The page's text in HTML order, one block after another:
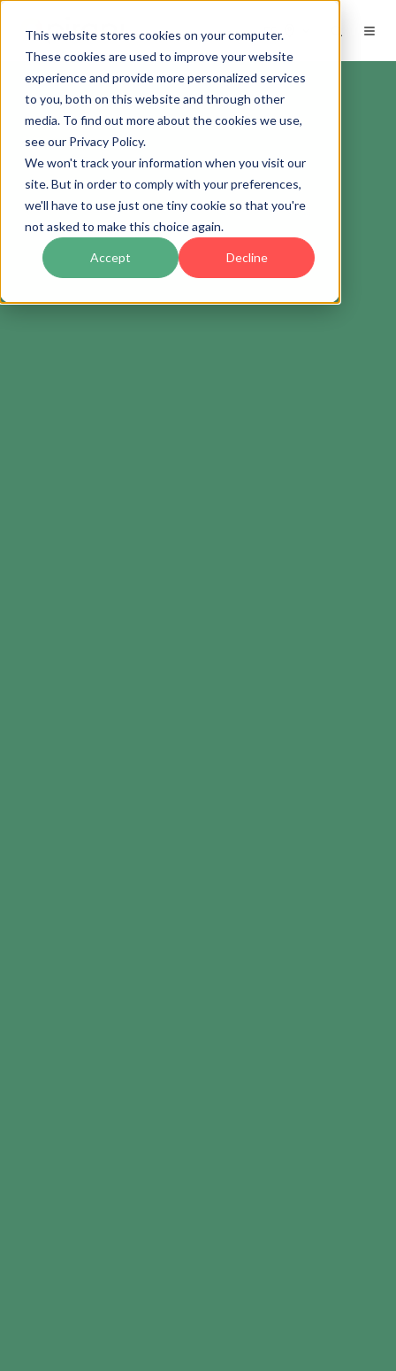
This website stores cookies on your computer.
These cookies are used to improve your website
experience and provide more personalized services
to you, both on this website and through other
media. To find out more about the cookies we use,
see our Privacy Policy.
We won't track your information when you visit our
site. But in order to comply with your preferences,
we'll have to use just one tiny cookie so that you're
not asked to make this choice again.
Accept Decline
ES